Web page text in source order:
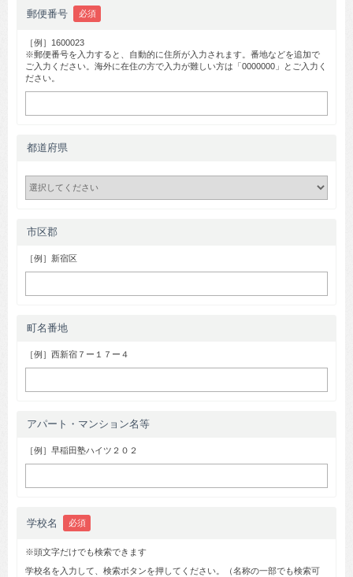
郵便番号 必須
［例］1600023
※郵便番号を入力すると、自動的に住所が入力されます。番地などを追加で
ご入力ください。海外に在住の方で入力が難しい方は「0000000」とご入力く
ださい。
都道府県
市区郡
［例］新宿区
町名番地
［例］西新宿７ー１７ー４
アパート・マンション名等
［例］早稲田塾ハイツ２０２
学校名 必須
※頭文字だけでも検索できます
学校名を入力して、検索ボタンを押してください。（名称の一部でも検索可